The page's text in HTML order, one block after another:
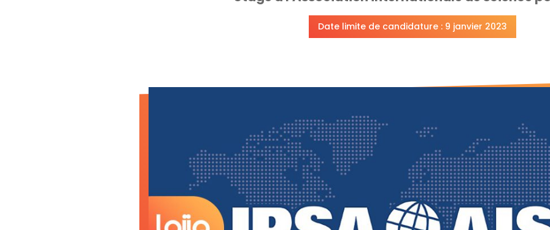
Date limite de candidature : 9 janvier 2023